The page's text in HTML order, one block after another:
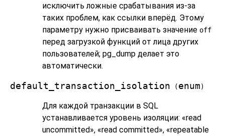
исключить ложные срабатывания из-за
таких проблем, как ссылки вперёд. Этому
параметру нужно присваивать значение off
перед загрузкой функций от лица других
пользователей; pg_dump делает это
автоматически.
default_transaction_isolation ( enum )
Для каждой транзакции в SQL
устанавливается уровень изоляции: «read
uncommitted», «read committed», «repeatable